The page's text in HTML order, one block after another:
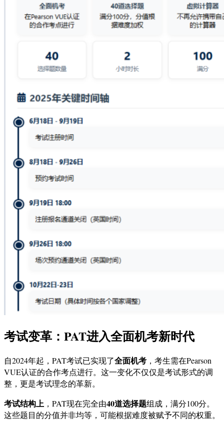
考试变革：PAT进入全面机考新时代
自2024年起，PAT考试已实现了全面机考 ，考生需在Pearson
VUE认证的合作考点进行。这一变化不仅仅是考试形式的调
整，更是考试理念的革新。
考试结构上 ，PAT现在完全由40道选择题组成，满分100分。
这些题目的分值并非均等，可能根据难度被赋予不同的权重。